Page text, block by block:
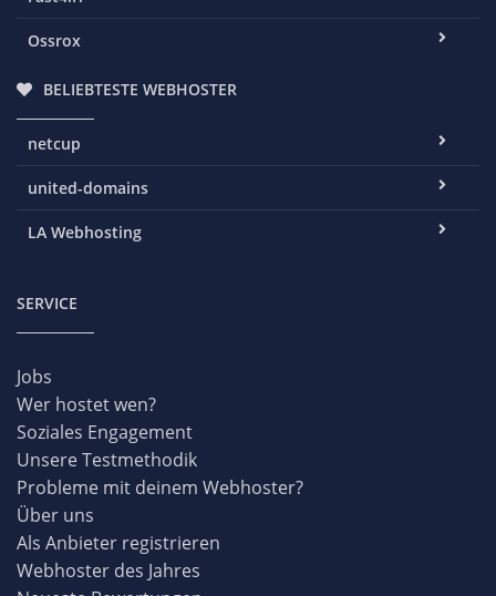
Ossrox
BELIEBTESTE WEBHOSTER
netcup
united-domains
LA Webhosting
SERVICE
Jobs
Wer hostet wen?
Soziales Engagement
Unsere Testmethodik
Probleme mit deinem Webhoster?
Über uns
Als Anbieter registrieren
Webhoster des Jahres